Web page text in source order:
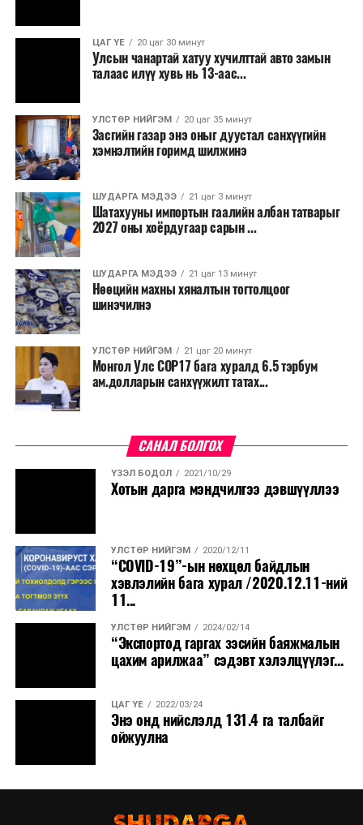
хамрагдахгүй бөгөөд цэцэрлэг, сургуулийн хүүхдийн
эрт илрүүлэг, вакцинжуулалт, томуу, томуу төст
өвчний эсрэг арга хэмжээ зэрэг зайлшгүй
үргэлжилнэ гэж Ерөнхий сайд Н.Учрал онцоллоо.
Мөн бүх шатны төсвийн ерөнхийлөн захирагч нарт
салбар бүрдээ урсгал зардлыг 20 хувиар бууруулах,
нөхөн томилгоо хийхгүй байх, аялал, амралт, зугаалга,
хамт олны урлаг, спортын арга хэмжээг зохион
байгуулахгүй байх, төрийн албанд шинэ орон тоо бий
болгохгүй байх, эрчим хүчний хэрэглээг хэмнэх, хурал,
сургалтыг цахим хэлбэрт шилжүүлэх, төрийн албан
хаагчдыг зарим өдрүүдэд цахимаар ажиллуулах арга
хэмжээг үргэлжлүүлэхийг үүрэг болголоо.
Төсвийн сахилга бат сайжирч, эдийн засгийн нөхцөл
байдал хэвийн болсон тохиолдолд эдгээр
хязгаарлалтыг үе шаттайгаар сулруулах юм.
ЦАГ ҮЕ 20 цаг 30 минут
Улсын чанартай хатуу хучилттай авто замын
талаас илүү хувь нь 13-аас...
УЛСТӨР НИЙГЭМ 20 цаг 35 минут
Засгийн газар энэ оныг дуустал санхүүгийн
хэмнэлтийн горимд шилжинэ
ШУДАРГА МЭДЭЭ 21 цаг 3 минут
Шатахууны импортын гаалийн албан татварыг
2027 оны хоёрдугаар сарын ...
ШУДАРГА МЭДЭЭ 21 цаг 13 минут
Нөөцийн махны хяналтын тогтолцоог
шинэчилнэ
УЛСТӨР НИЙГЭМ 21 цаг 20 минут
Монгол Улс COP17 бага хуралд 6.5 тэрбум
ам.долларын санхүүжилт татах...
САНАЛ БОЛГОХ
ҮЗЭЛ БОДОЛ 2021/10/29
Хотын дарга мэндчилгээ дэвшүүллээ
УЛСТӨР НИЙГЭМ 2020/12/11
“COVID-19”-ын нөхцөл байдлын
хэвлэлийн бага хурал /2020.12.11-ний
11...
УЛСТӨР НИЙГЭМ 2024/02/14
“Экспортод гаргах зэсийн баяжмалын
цахим арилжаа” сэдэвт хэлэлцүүлэг...
ЦАГ ҮЕ 2022/03/24
Энэ онд нийслэлд 131.4 га талбайг
ойжуулна